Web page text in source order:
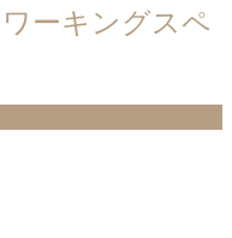
ーキングスペ